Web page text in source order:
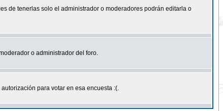
de tenerlas solo el administrador o moderadores podrán editarla o
o administrador del foro.
para votar en esa encuesta :(.